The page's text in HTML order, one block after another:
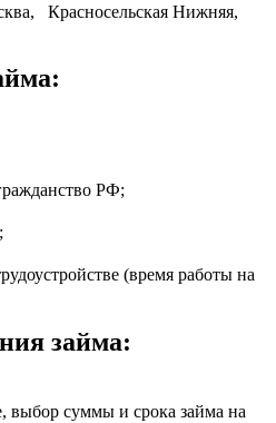
Красносельская Нижняя,
РФ;
(время работы на
займа:
выбор суммы и срока займа на